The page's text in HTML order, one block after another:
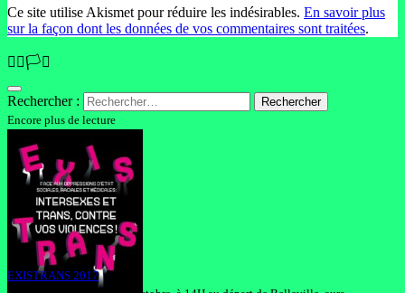
Ce site utilise Akismet pour réduire les indésirables. En savoir plus
sur la façon dont les données de vos commentaires sont traitées.
🏳️‍🌈🏳️‍⚧️
Rechercher :
Encore plus de lecture
EXISTRANS 2017